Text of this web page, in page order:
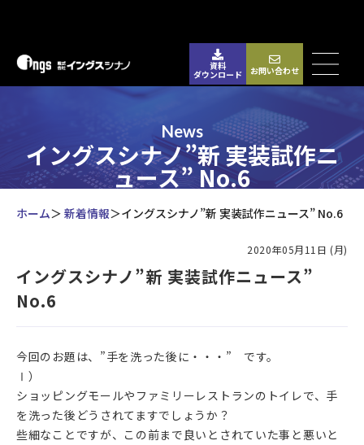
資料
ダウンロード お問い合わせ
News
イングスシナノ”新 実装試作ニ
ュース” No.6
ホーム 新着情報 イングスシナノ”新 実装試作ニュース” No.6
2020年05月11日 (月)
イングスシナノ”新 実装試作ニュース”
No.6
今回のお題は、”手を洗った後に・・・” です。
Ⅰ）
ショッピングモールやファミリーレストランのトイレで、手
を洗った後どうされてますでしょうか？
些細なことですが、この前まで良いとされていた事と悪いと